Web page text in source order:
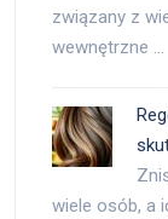
związany z
wewnętrzne …
wiele osób, a